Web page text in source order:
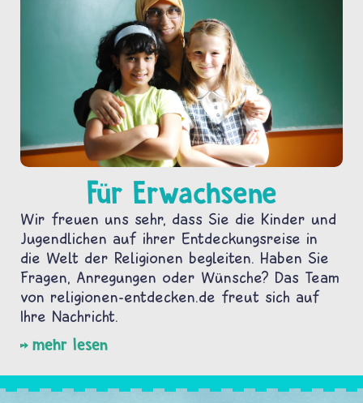
Für Erwachsene
Wir freuen uns sehr, dass Sie die Kinder und
Jugendlichen auf ihrer Entdeckungsreise in
die Welt der Religionen begleiten. Haben Sie
Fragen, Anregungen oder Wünsche? Das Team
von religionen-entdecken.de freut sich auf
Ihre Nachricht.
mehr lesen